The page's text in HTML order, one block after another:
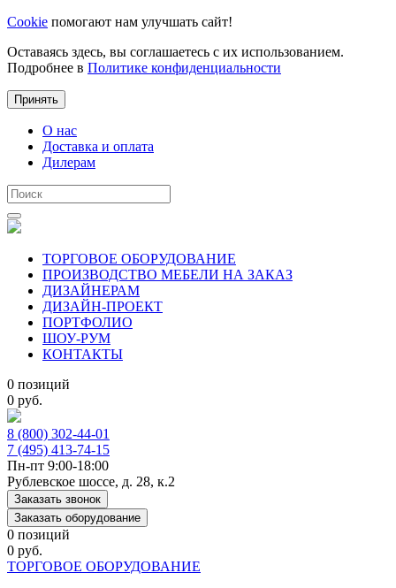
Cookie помогают нам улучшать сайт!
Оставаясь здесь, вы соглашаетесь с их использованием.
Подробнее в Политике конфиденциальности
Принять
О нас
Доставка и оплата
Дилерам
ТОРГОВОЕ ОБОРУДОВАНИЕ
ПРОИЗВОДСТВО МЕБЕЛИ НА ЗАКАЗ
ДИЗАЙНЕРАМ
ДИЗАЙН-ПРОЕКТ
ПОРТФОЛИО
ШОУ-РУМ
КОНТАКТЫ
0 позиций
0 руб.
8 (800) 302-44-01
7 (495) 413-74-15
Пн-пт 9:00-18:00
Рублевское шоссе, д. 28, к.2
Заказать звонок
Заказать оборудование
0 позиций
0 руб.
ТОРГОВОЕ ОБОРУДОВАНИЕ